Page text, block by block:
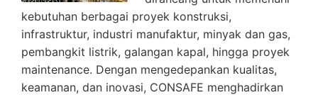
kebutuhan berbagai proyek konstruksi,
infrastruktur, industri manufaktur, minyak dan gas,
pembangkit listrik, galangan kapal, hingga proyek
maintenance. Dengan mengedepankan kualitas,
keamanan, dan inovasi, CONSAFE menghadirkan